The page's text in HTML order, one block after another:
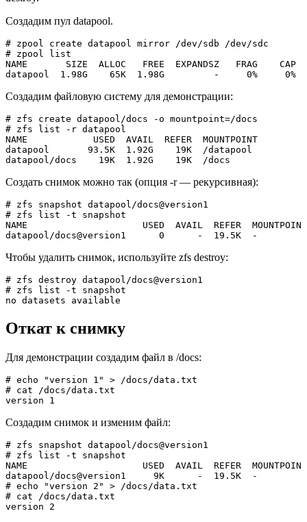
Создадим пул datapool.
# zpool create datapool mirror /dev/sdb /dev/sdc
# zpool list
NAME       SIZE  ALLOC   FREE  EXPANDSZ   FRAG    CAP
datapool  1.98G    65K  1.98G         -     0%     0%
Создадим файловую систему для демонстрации:
# zfs create datapool/docs -o mountpoint=/docs
# zfs list -r datapool
NAME            USED  AVAIL  REFER  MOUNTPOINT
datapool       93.5K  1.92G    19K  /datapool
datapool/docs    19K  1.92G    19K  /docs
Создать снимок можно так (опция -r — рекурсивная):
# zfs snapshot datapool/docs@version1
# zfs list -t snapshot
NAME                     USED  AVAIL  REFER
datapool/docs@version1      0      -  19.5K  -
Чтобы удалить снимок, используйте zfs destroy:
# zfs destroy datapool/docs@version1
# zfs list -t snapshot
no datasets available
Откат к снимку
Для демонстрации создадим файл в /docs:
# echo "version 1" > /docs/data.txt
# cat /docs/data.txt
version 1
Создадим снимок и изменим файл:
# zfs snapshot datapool/docs@version1
# zfs list -t snapshot
NAME                     USED  AVAIL  REFER
datapool/docs@version1     9K      -  19.5K  -
# echo "version 2" > /docs/data.txt
# cat /docs/data.txt
version 2